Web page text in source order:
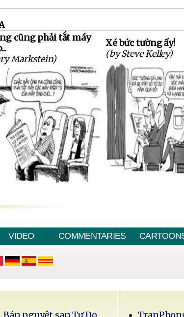
cũng phải tắt máy
Markstein)
Xé bức tường ấy!
(by Steve Kelley)
VIDEO COMMENTARIES
Bán nguyệt san Tự Do